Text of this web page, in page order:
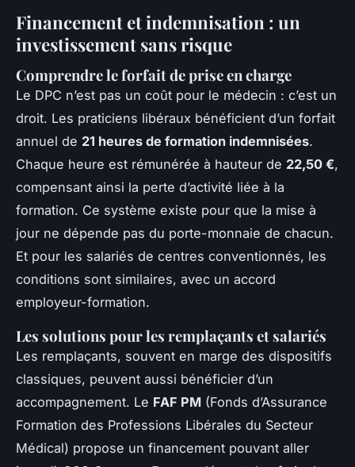
Financement et indemnisation : un
investissement sans risque
Comprendre le forfait de prise en charge
Le DPC n’est pas un coût pour le médecin : c’est un
droit. Les praticiens libéraux bénéficient d’un forfait
annuel de 21 heures de formation indemnisées.
Chaque heure est rémunérée à hauteur de 22,50 €,
compensant ainsi la perte d’activité liée à la
formation. Ce système existe pour que la mise à
jour ne dépende pas du porte-monnaie de chacun.
Et pour les salariés de centres conventionnés, les
conditions sont similaires, avec un accord
employeur-formation.
Les solutions pour les remplaçants et salariés
Les remplaçants, souvent en marge des dispositifs
classiques, peuvent aussi bénéficier d’un
accompagnement. Le FAF PM (Fonds d’Assurance
Formation des Professions Libérales du Secteur
Médical) propose un financement pouvant aller